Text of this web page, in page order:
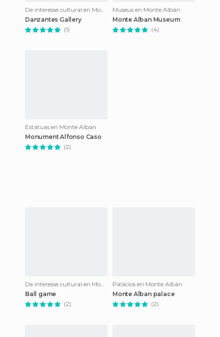
De interesse cultural en Monte Albán
Danzantes Gallery
(1)
Museus en Monte Albán
Monte Alban Museum
(4)
Estátuas en Monte Albán
Monument Alfonso Caso
(2)
De interesse cultural en Monte Albán
Ball game
(2)
Palácios en Monte Albán
Monte Alban palace
(2)